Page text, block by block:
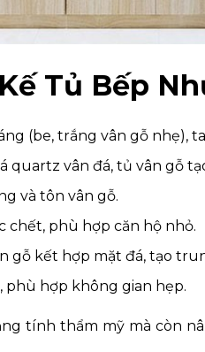
Tủ Bếp
(be, trắng vân gỗ nhẹ),
quartz vân đá, tủ vân gỗ
và tôn vân gỗ.
chết, phù hợp căn hộ nhỏ.
gỗ kết hợp mặt đá, tạo
phù hợp không gian hẹp.
tính thẩm mỹ mà còn